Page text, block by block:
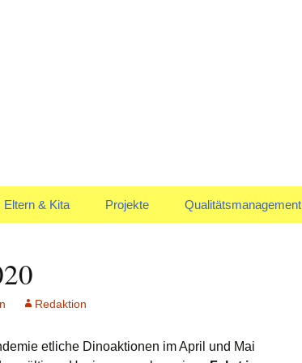
Eltern & Kita
Anmeldung & Aufnahme
Projekte Qualitätsmanagement
Redaktion
etliche Dinoaktionen im April und Mai